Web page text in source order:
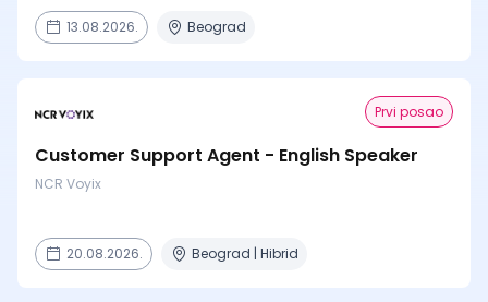
13.08.2026. Beograd
Prvi posao
Customer Support Agent - English Speaker
NCR Voyix
20.08.2026. Beograd | Hibrid